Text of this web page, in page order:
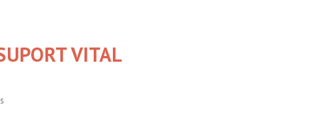
VITAL